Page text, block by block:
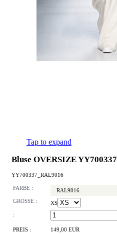
Tap to expand
Bluse OVERSIZE YY700337
YY700337_RAL9016
FARBE : RAL9016
GRÖSSE : XS
:
PREIS : 149,00 EUR